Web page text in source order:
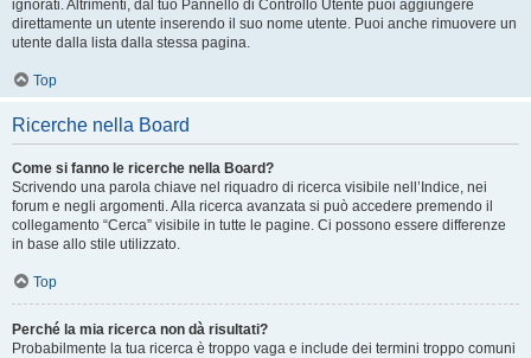
ignorati. Altrimenti, dal tuo Pannello di Controllo Utente puoi aggiungere
direttamente un utente inserendo il suo nome utente. Puoi anche rimuovere un
utente dalla lista dalla stessa pagina.
Top
Ricerche nella Board
Come si fanno le ricerche nella Board?
Scrivendo una parola chiave nel riquadro di ricerca visibile nell’Indice, nei
forum e negli argomenti. Alla ricerca avanzata si può accedere premendo il
collegamento “Cerca” visibile in tutte le pagine. Ci possono essere differenze
in base allo stile utilizzato.
Top
Perché la mia ricerca non dà risultati?
Probabilmente la tua ricerca è troppo vaga e include dei termini troppo comuni